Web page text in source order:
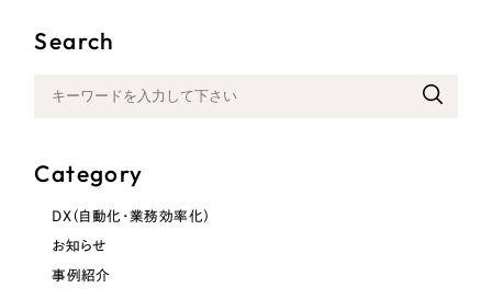
Search
Category
DX（自動化・業務効率化）
お知らせ
事例紹介